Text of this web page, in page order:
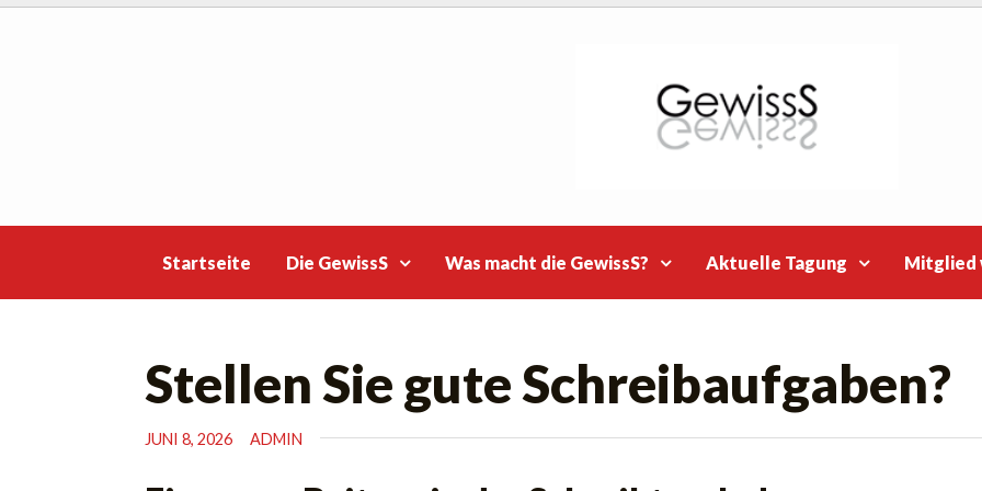
Skip
Startseite Die GewissS Was macht die GewissS? Aktuelle Tagung Mitglied
Stellen Sie gute Schreibaufgaben?
JUNI 8, 2026 ADMIN